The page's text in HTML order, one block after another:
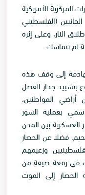
المركزية الأمريكية
(الفلسطيني
النار، وعلى إثره
لم تتماسك.
إلى وقف هذه
بتشييد جدار الفصل
المواطنين،
بعملية السور
العسكرية بين المدن
فضلا عن الحصار
وزعيمهم
في رقعة ضيقة من
الحصار إلى الموت